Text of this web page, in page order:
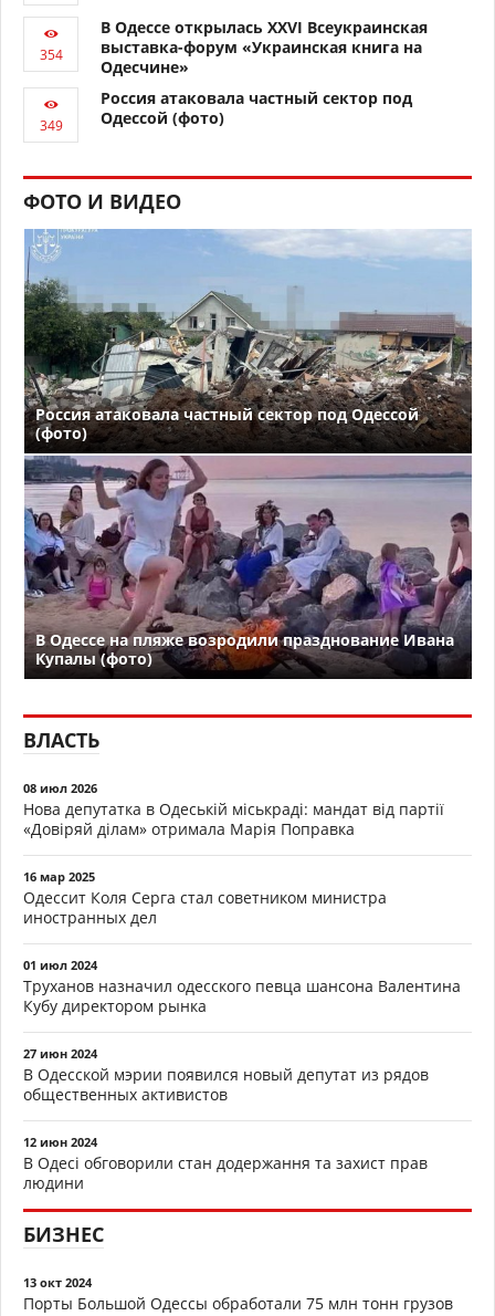
В Одессе открылась XXVI Всеукраинская
выставка-форум «Украинская книга на
Одесчине»
Россия атаковала частный сектор под
Одессой (фото)
ФОТО И ВИДЕО
Россия атаковала частный сектор под Одессой
(фото)
В Одессе на пляже возродили празднование Ивана
Купалы (фото)
ВЛАСТЬ
08 июл 2026
Нова депутатка в Одеській міськраді: мандат від партії
«Довіряй ділам» отримала Марія Поправка
16 мар 2025
Одессит Коля Серга стал советником министра
иностранных дел
01 июл 2024
Труханов назначил одесского певца шансона Валентина
Кубу директором рынка
27 июн 2024
В Одесской мэрии появился новый депутат из рядов
общественных активистов
12 июн 2024
В Одесі обговорили стан додержання та захист прав
людини
БИЗНЕС
13 окт 2024
Порты Большой Одессы обработали 75 млн тонн грузов